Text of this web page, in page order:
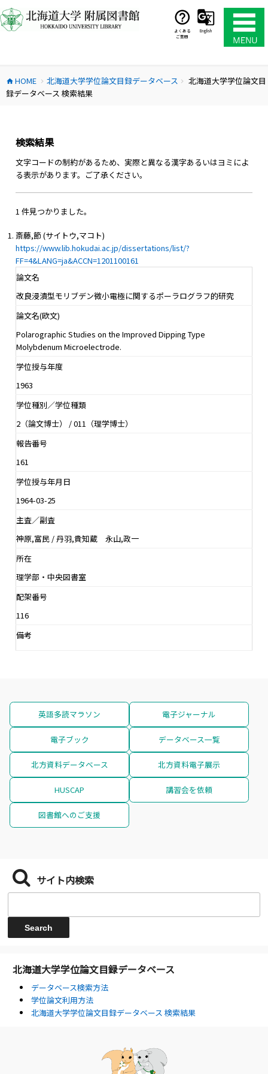
ン
テ
ス
キ
よくある
ご質問
English
home HOME chevron_right 北海道大学学位論文目録データベース chevron_right
北海道大学学位論文目
録データベース 検索結果
検索結果
文字コードの制約があるため、実際と異なる漢字あるいはヨミによ
る表示があります。ご了承ください。
1 件見つかりました。
斎藤,節 (サイトウ,マコト)
https://www.lib.hokudai.ac.jp/dissertations/list/?
FF=4&LANG=ja&ACCN=1201100161
論文名
改良浸漬型モリブデン微小電極に関するポーラログラフ的研究
論文名(欧文)
Polarographic Studies on the Improved Dipping Type
Molybdenum Microelectrode.
学位授与年度
1963
学位種別／学位種類
2（論文博士） / 011（理学博士）
報告番号
161
学位授与年月日
1964-03-25
主査／副査
神原,富民 / 丹羽,貴知蔵 永山,政一
所在
理学部・中央図書室
配架番号
116
備考
英語多読マラソン 電子ジャーナル
電子ブック データベース一覧
北方資料データベース 北方資料電子展示
HUSCAP 講習会を依頼
図書館へのご支援
サイト内検索
北海道大学学位論文目録データベース
データベース検索方法
学位論文利用方法
北海道大学学位論文目録データベース 検索結果